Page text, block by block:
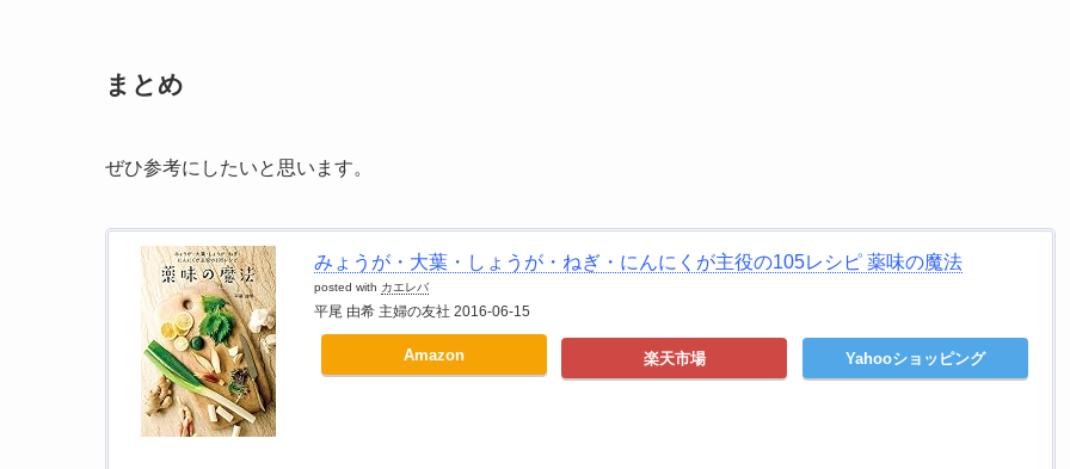
まとめ
ぜひ参考にしたいと思います。
みょうが・大葉・しょうが・ねぎ・にんにくが主役の105レシピ 薬味の魔法
posted with カエレバ
平尾 由希 主婦の友社 2016-06-15
Amazon 楽天市場 Yahooショッピング